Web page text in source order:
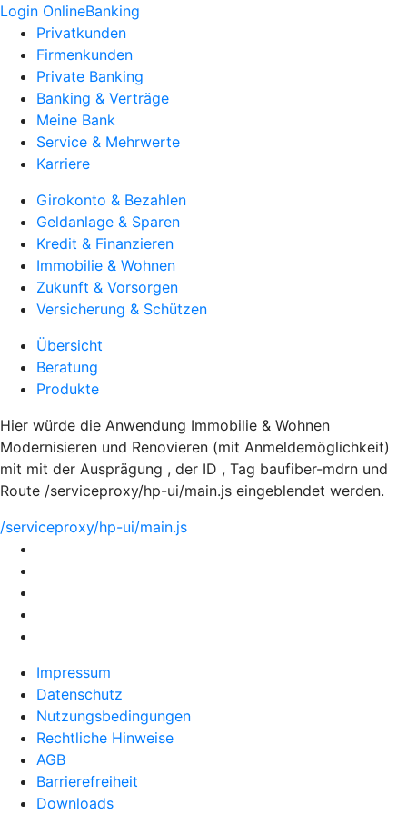
Login OnlineBanking
Privatkunden
Firmenkunden
Private Banking
Banking & Verträge
Meine Bank
Service & Mehrwerte
Karriere
Girokonto & Bezahlen
Geldanlage & Sparen
Kredit & Finanzieren
Immobilie & Wohnen
Zukunft & Vorsorgen
Versicherung & Schützen
Übersicht
Beratung
Produkte
Hier würde die Anwendung Immobilie & Wohnen
Modernisieren und Renovieren (mit Anmeldemöglichkeit)
mit mit der Ausprägung , der ID , Tag baufiber-mdrn und
Route /serviceproxy/hp-ui/main.js eingeblendet werden.
/serviceproxy/hp-ui/main.js
Impressum
Datenschutz
Nutzungsbedingungen
Rechtliche Hinweise
AGB
Barrierefreiheit
Downloads